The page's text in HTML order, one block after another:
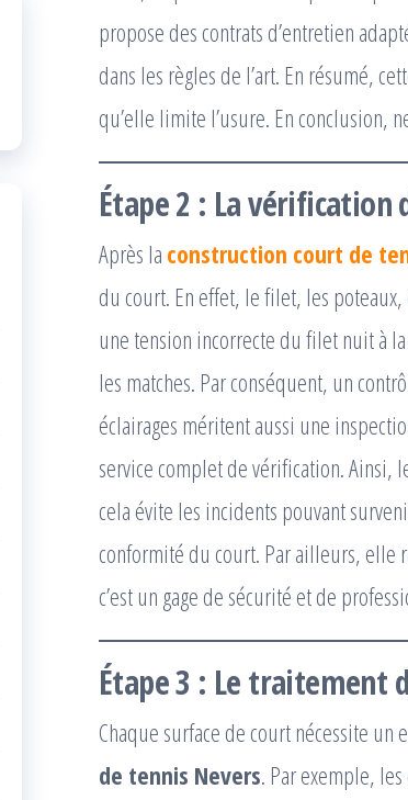
propose des contrats d’entretien
dans les règles de l’art. En résumé,
qu’elle limite l’usure. En conclusion,
Étape 2 : La
Après la construction court de
du court. En effet, le filet, les
une tension incorrecte du filet nuit à
les matches. Par conséquent, un
éclairages méritent aussi une
service complet de vérification. Ainsi,
cela évite les incidents pouvant
conformité du court. Par ailleurs, elle
c’est un gage de sécurité et de
Étape 3 : Le traitement
Chaque surface de court nécessite
de tennis Nevers. Par exemple,